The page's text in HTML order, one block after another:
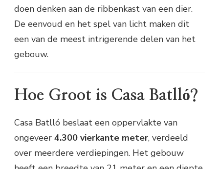
doen denken aan de ribbenkast van een dier.
De eenvoud en het spel van licht maken dit
een van de meest intrigerende delen van het
gebouw.
Hoe Groot is Casa Batlló?
Casa Batlló beslaat een oppervlakte van
ongeveer 4.300 vierkante meter, verdeeld
over meerdere verdiepingen. Het gebouw